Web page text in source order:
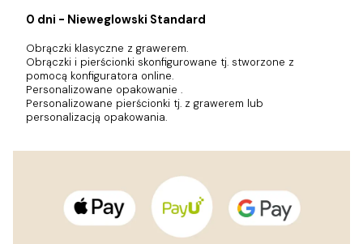
0 dni - Nieweglowski Standard
Obrączki klasyczne z grawerem.
Obrączki i pierścionki skonfigurowane tj. stworzone z
pomocą konfiguratora online.
Personalizowane opakowanie .
Personalizowane pierścionki tj. z grawerem lub
personalizacją opakowania.